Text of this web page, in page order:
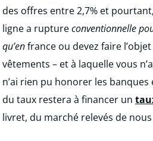
des offres entre 2,7% et
ligne a ruptureconventionnelle
qu’enfrance ou devez faire
vêtements – et à laquelle vous
n’ai rien pu honorer les
du taux restera à financer un
livret, du marché relevés de